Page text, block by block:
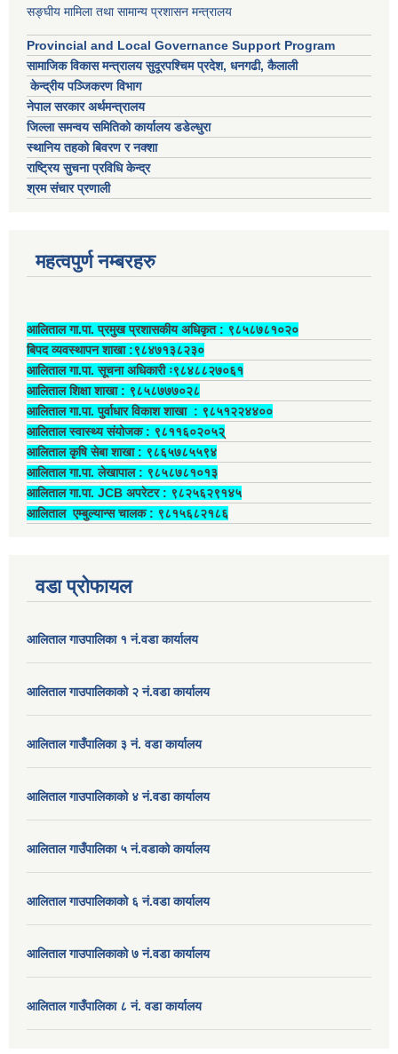
सङ्घीय मामिला तथा सामान्य प्रशासन मन्त्रालय
Provincial and Local Governance Support Program
सामाजिक विकास मन्त्रालय सुदूरपश्चिम प्रदेश, धनगढी, कैलाली
केन्द्रीय पञ्जिकरण विभाग
नेपाल सरकार अर्थमन्त्रालय
जिल्ला समन्वय समितिको कार्यालय डडेल्धुरा
स्थानिय तहको बिवरण र नक्शा
राष्ट्रिय सुचना प्रविधि केन्द्र
श्रम संचार प्रणाली
महत्वपुर्ण नम्बरहरु
आलिताल गा.पा. प्रमुख प्रशासकीय अधिकृत ‍: ९८५८७८१०२०
बिपद व्यवस्थापन शाखा :९८४७१३८२३०
आलिताल गा.पा. सूचना अधिकारी ः९८४८८२७०६१
आलिताल शिक्षा शाखा : ९८५८७७७०२८
आलिताल गा.पा. पुर्वाधार विकाश शाखा ‍: ९८५१२२४४००
आलिताल स्वास्थ्य संयोजक ‍: ९८११६०२०५२्
आलिताल कृषि सेबा शाखा : ९८६५७८५५९४
आलिताल गा.पा. लेखापाल ‍: ९८५८७८१०१३
आलिताल गा.पा. JCB अपरेटर ‍: ९८२५६२९१४५
आलिताल एम्बुल्यान्स चालक ‍: ९८१५६८२१८६
वडा प्रोफायल
आलिताल गाउपालिका १ नं.वडा कार्यालय
आलिताल गाउपालिकाको २ नं.वडा कार्यालय
आलिताल गाउँपालिका ३ नं. वडा कार्यालय
आलिताल गाउपालिकाको ४ नं.वडा कार्यालय
आलिताल गाउँपालिका ५ नं.वडाको कार्यालय
आलिताल गाउपालिकाको ६ नं.वडा कार्यालय
आलिताल गाउपालिकाको ७ नं.वडा कार्यालय
आलिताल गाउँपालिका ८ नं. वडा कार्यालय